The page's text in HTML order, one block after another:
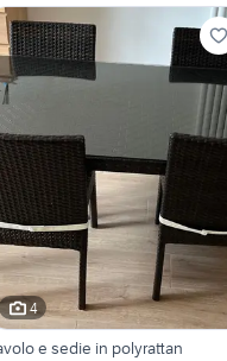
4
e sedie in polyrattan